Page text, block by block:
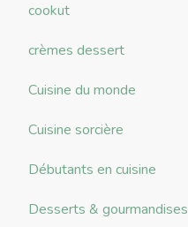
cookut
crèmes dessert
Cuisine du monde
Cuisine sorcière
Débutants en cuisine
Desserts & gourmandises